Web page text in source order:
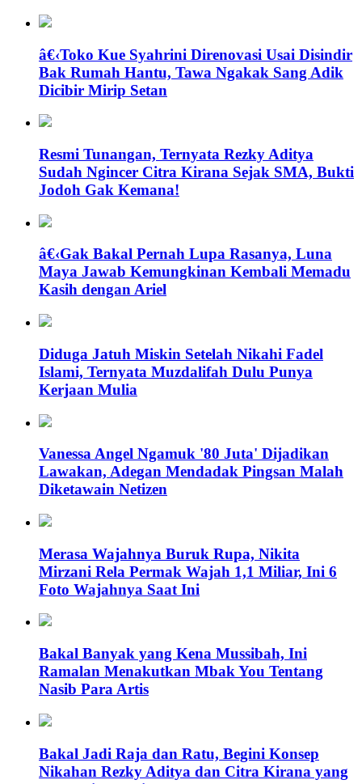
â€‹Toko Kue Syahrini Direnovasi Usai Disindir
Bak Rumah Hantu, Tawa Ngakak Sang Adik
Dicibir Mirip Setan
Resmi Tunangan, Ternyata Rezky Aditya
Sudah Ngincer Citra Kirana Sejak SMA, Bukti
Jodoh Gak Kemana!
â€‹Gak Bakal Pernah Lupa Rasanya, Luna
Maya Jawab Kemungkinan Kembali Memadu
Kasih dengan Ariel
Diduga Jatuh Miskin Setelah Nikahi Fadel
Islami, Ternyata Muzdalifah Dulu Punya
Kerjaan Mulia
Vanessa Angel Ngamuk '80 Juta' Dijadikan
Lawakan, Adegan Mendadak Pingsan Malah
Diketawain Netizen
Merasa Wajahnya Buruk Rupa, Nikita
Mirzani Rela Permak Wajah 1,1 Miliar, Ini 6
Foto Wajahnya Saat Ini
Bakal Banyak yang Kena Mussibah, Ini
Ramalan Menakutkan Mbak You Tentang
Nasib Para Artis
Bakal Jadi Raja dan Ratu, Begini Konsep
Nikahan Rezky Aditya dan Citra Kirana yang